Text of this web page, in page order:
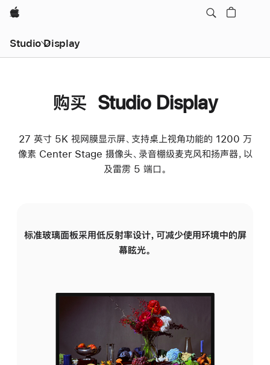
Apple
Studio Display
购买 Studio Display
27 英寸 5K 视网膜显示屏、支持桌上视角功能的 1200 万
像素 Center Stage 摄像头、录音棚级麦克风和扬声器，以
及雷雳 5 端口。
标准玻璃面板采用低反射率设计，可减少使用环境中的屏
幕眩光。